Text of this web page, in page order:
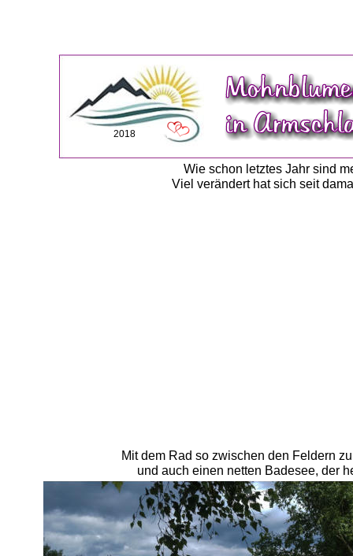
Wie schon letztes Jahr sind
Viel verändert hat sich seit
2018
Mit dem Rad so zwischen den Feldern
und auch einen netten Badesee, der